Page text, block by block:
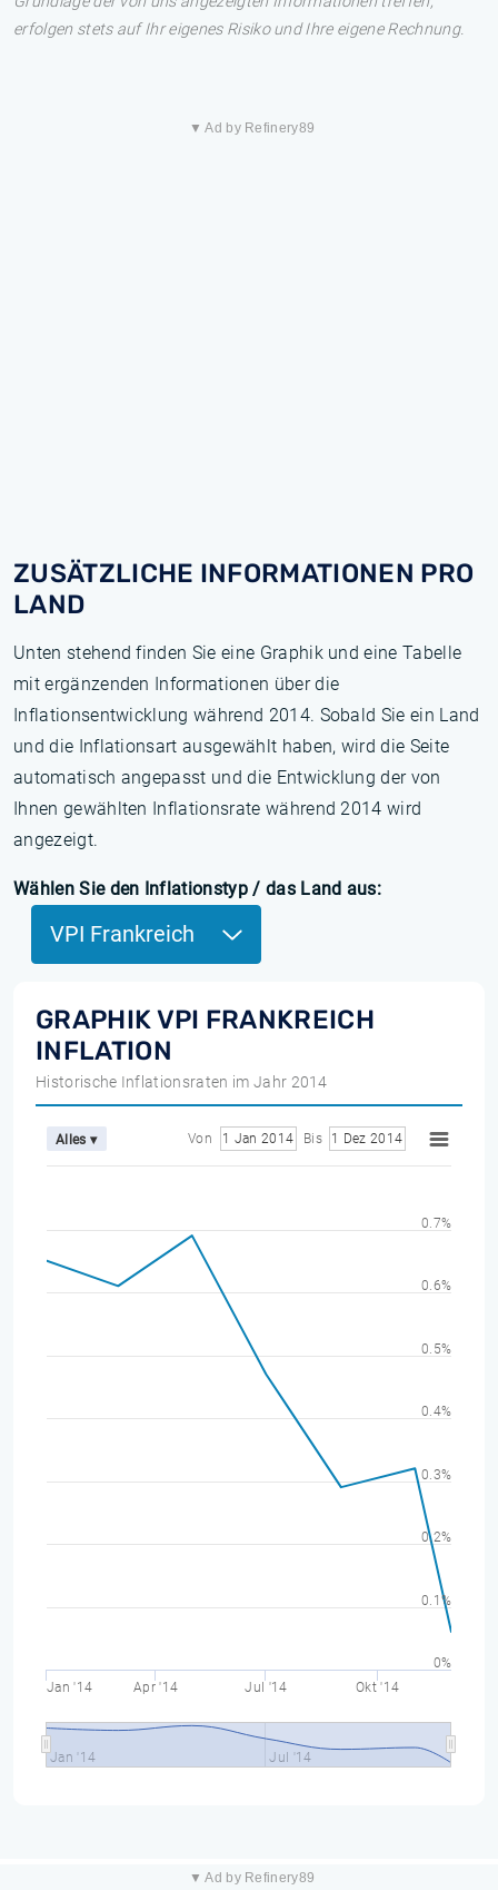
erfolgen stets auf Ihr eigenes Risiko und Ihre eigene Rechnung.
▼ Ad by Refinery89
ZUSÄTZLICHE INFORMATIONEN PRO
LAND
Unten stehend finden Sie eine Graphik und eine Tabelle
mit ergänzenden Informationen über die
Inflationsentwicklung während 2014. Sobald Sie ein Land
und die Inflationsart ausgewählt haben, wird die Seite
automatisch angepasst und die Entwicklung der von
Ihnen gewählten Inflationsrate während 2014 wird
angezeigt.
Wählen Sie den Inflationstyp / das Land aus:
VPI Frankreich
GRAPHIK VPI FRANKREICH
INFLATION
Historische Inflationsraten im Jahr 2014
Alles ▾ Von 1 Jan 2014 Bis 1 Dez 2014
Jan '14 Apr '14 Jul '14 Okt '14
Jan '14 Jul '14
0%
0.1%
0.2%
0.3%
0.4%
0.5%
0.6%
0.7%
▼ Ad by Refinery89